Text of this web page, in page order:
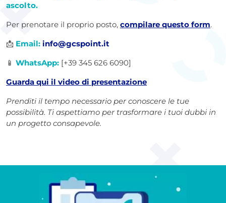
ascolto.
Per prenotare il proprio posto, compilare questo form.
📩 Email: info@gcspoint.it
📱 WhatsApp: [+39 345 626 6090]
Guarda qui il video di presentazione
Prenditi il tempo necessario per conoscere le tue
possibilità. Ti aspettiamo per trasformare i tuoi dubbi in
un progetto consapevole.